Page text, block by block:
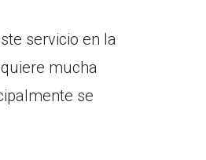
servicio en la
mucha
se